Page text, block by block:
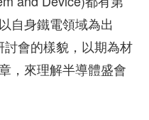
自身鐵電領域為出
會的樣貌，以期為材
，來理解半導體盛會